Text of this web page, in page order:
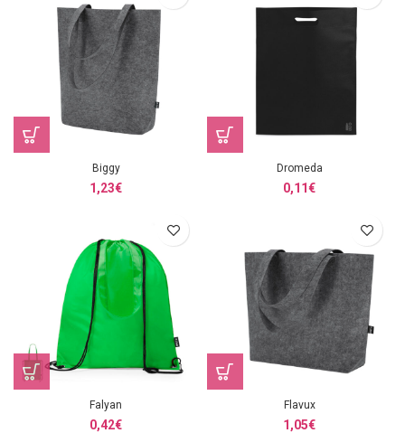
Biggy
1,23€
Dromeda
0,11€
Falyan
0,42€
Flavux
1,05€